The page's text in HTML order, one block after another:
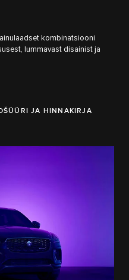
kombinatsiooni
lummavast disainist ja
JA HINNAKIRJA